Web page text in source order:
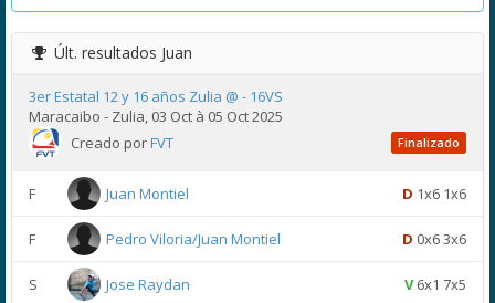
Últ. resultados Juan
3er Estatal 12 y 16 años Zulia @ - 16VS
Maracaibo - Zulia, 03 Oct à 05 Oct 2025
Creado porFVT Finalizado
F Juan Montiel D 1x6 1x6
F Pedro Viloria/Juan Montiel D 0x6 3x6
S Jose Raydan V6x1 7x5